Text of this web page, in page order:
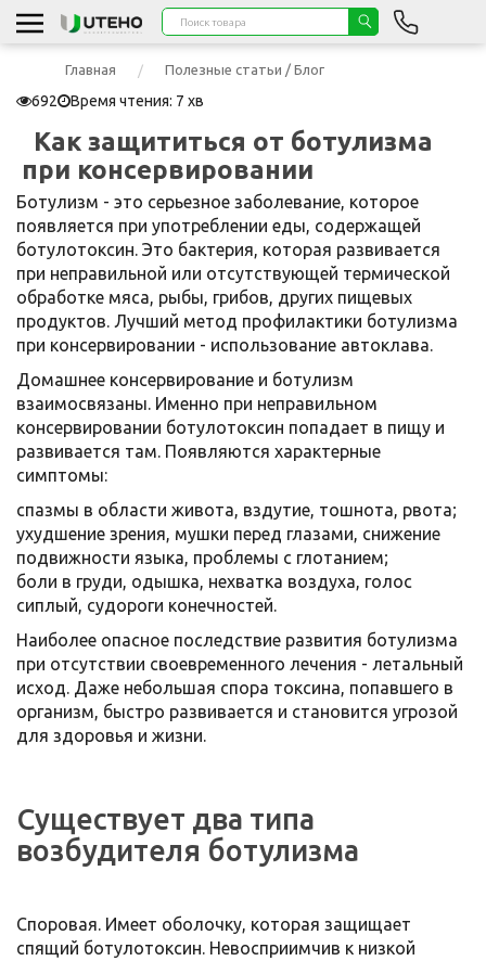
Главная Полезные статьи / Блог
692 Время чтения: 7 хв
Как защититься от ботулизма
при консервировании
Ботулизм - это серьезное заболевание, которое
появляется при употреблении еды, содержащей
ботулотоксин. Это бактерия, которая развивается
при неправильной или отсутствующей термической
обработке мяса, рыбы, грибов, других пищевых
продуктов. Лучший метод профилактики ботулизма
при консервировании - использование автоклава.
Домашнее консервирование и ботулизм
взаимосвязаны. Именно при неправильном
консервировании ботулотоксин попадает в пищу и
развивается там. Появляются характерные
симптомы:
спазмы в области живота, вздутие, тошнота, рвота;
ухудшение зрения, мушки перед глазами, снижение
подвижности языка, проблемы с глотанием;
боли в груди, одышка, нехватка воздуха, голос
сиплый, судороги конечностей.
Наиболее опасное последствие развития ботулизма
при отсутствии своевременного лечения - летальный
исход. Даже небольшая спора токсина, попавшего в
организм, быстро развивается и становится угрозой
для здоровья и жизни.
Существует два типа
возбудителя ботулизма
Споровая. Имеет оболочку, которая защищает
спящий ботулотоксин. Невосприимчив к низкой